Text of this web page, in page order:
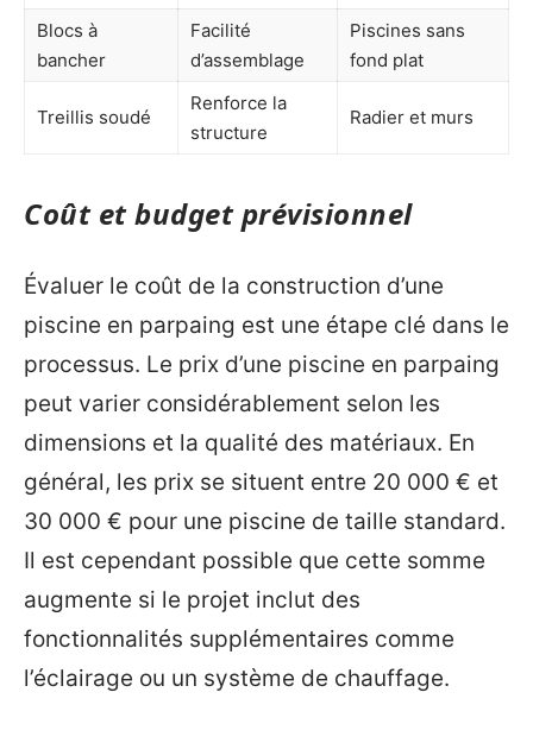
Blocs à
bancher
Facilité
d’assemblage
Piscines sans
fond plat
Treillis soudé
Renforce la
structure
Radier et murs
Coût et budget prévisionnel
Évaluer le coût de la construction d’une
piscine en parpaing est une étape clé dans le
processus. Le prix d’une piscine en parpaing
peut varier considérablement selon les
dimensions et la qualité des matériaux. En
général, les prix se situent entre 20 000 € et
30 000 € pour une piscine de taille standard.
Il est cependant possible que cette somme
augmente si le projet inclut des
fonctionnalités supplémentaires comme
l’éclairage ou un système de chauffage.